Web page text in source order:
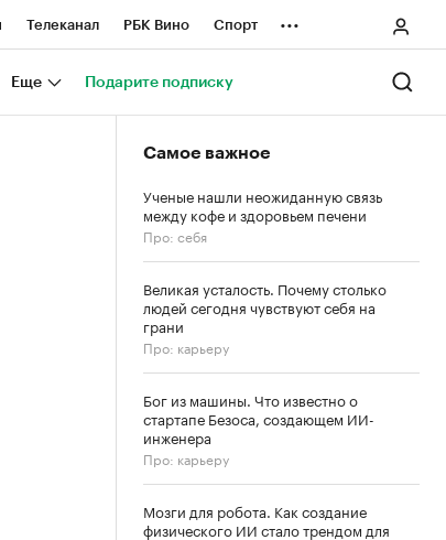
Телеканал РБК Вино Спорт
Город
...
Еще Подарите подписку
Самое важное
Ученые нашли неожиданную связь
между кофе и здоровьем печени
Про: себя
Великая усталость. Почему столько
людей сегодня чувствуют себя на
грани
Про: карьеру
Бог из машины. Что известно о
стартапе Безоса, создающем ИИ-
инженера
Про: карьеру
Мозги для робота. Как создание
физического ИИ стало трендом для